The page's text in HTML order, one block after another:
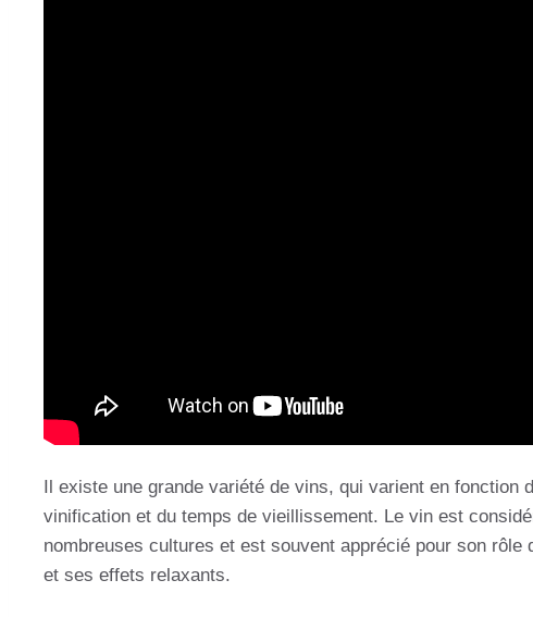
Il existe une grande variété de vins, qui varient en fonction
vinification et du temps de vieillissement. Le vin est
nombreuses cultures et est souvent apprécié pour son rôle
et ses effets relaxants.